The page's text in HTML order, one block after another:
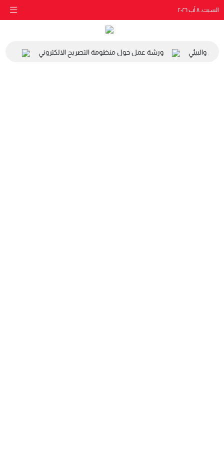
السبت، ٨ آب ٢٠٢٦
والبيئي ورشة عمل حول منظومة التصريح الالكتروني